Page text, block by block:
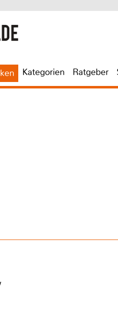
Kategorien Ratgeber